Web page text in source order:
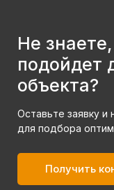
Не
подойдет
объекта?
Оставьте заявку и
для подбора
Получить